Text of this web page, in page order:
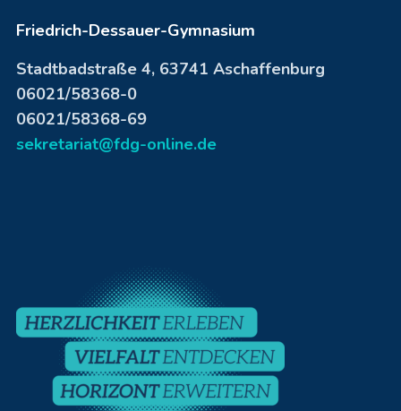
Friedrich-Dessauer-Gymnasium
Stadtbadstraße 4, 63741 Aschaffenburg
06021/58368-0
06021/58368-69
sekretariat@fdg-online.de